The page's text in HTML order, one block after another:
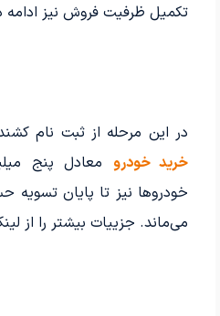
تکمیل ظرفیت فروش نیز ادامه
در این مرحله از ثبت نام
خرید خودرو معادل پنج
خودروها نیز تا پایان
می‌ماند. جزییات بیشتر را از